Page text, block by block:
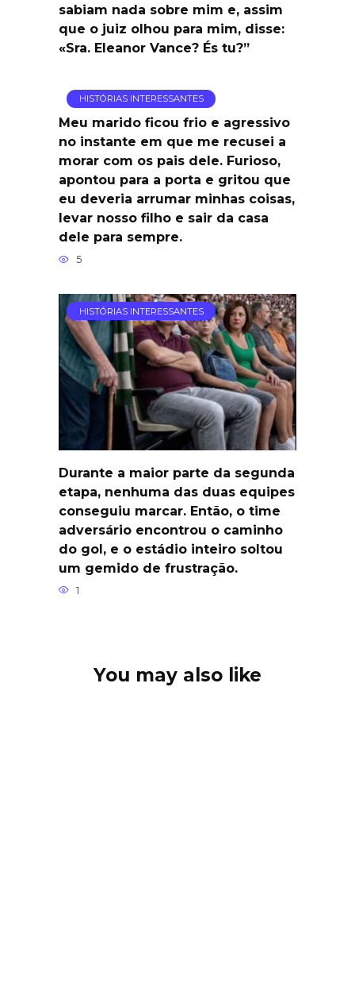
sabiam nada sobre mim e, assim
que o juiz olhou para mim, disse:
«Sra. Eleanor Vance? És tu?”
HISTÓRIAS INTERESSANTES
Meu marido ficou frio e agressivo
no instante em que me recusei a
morar com os pais dele. Furioso,
apontou para a porta e gritou que
eu deveria arrumar minhas coisas,
levar nosso filho e sair da casa
dele para sempre.
5
HISTÓRIAS INTERESSANTES
Durante a maior parte da segunda
etapa, nenhuma das duas equipes
conseguiu marcar. Então, o time
adversário encontrou o caminho
do gol, e o estádio inteiro soltou
um gemido de frustração.
1
You may also like